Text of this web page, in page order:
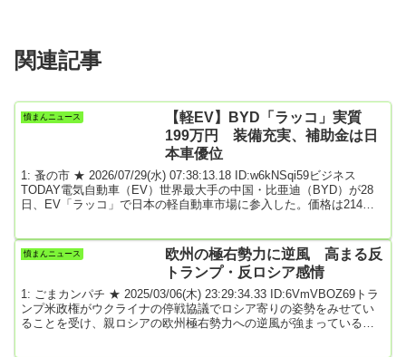
関連記事
憤まんニュース
【軽EV】BYD「ラッコ」実質
199万円 装備充実、補助金は日
本車優位
1: 蚤の市 ★ 2026/07/29(水) 07:38:13.18 ID:w6kNSqi59ビジネス
TODAY電気自動車（EV）世界最大手の中国・比亜迪（BYD）が28
日、EV「ラッコ」で日本の軽自動車市場に参入した。価格は214万
う。「日本の新しい軽の定番にする。多くの人に求めやすいと感じ
てもらえる価格を実現した」。都内で開いた発表会で日本法人の東
憤まんニュース
欧州の極右勢力に逆風 高まる反
トランプ・反ロシア感情
1: ごまカンパチ ★ 2025/03/06(木) 23:29:34.33 ID:6VmVBOZ69トラ
ンプ米政権がウクライナの停戦協議でロシア寄りの姿勢をみせてい
ることを受け、親ロシアの欧州極右勢力への逆風が強まっている。